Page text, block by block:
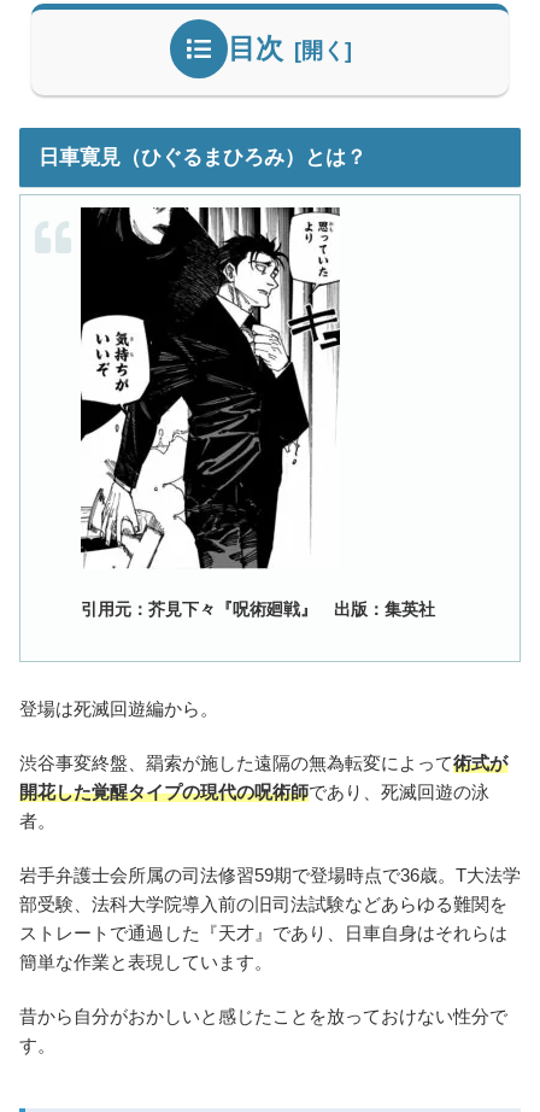
目次
日車寛見（ひぐるまひろみ）とは？
引用元：芥見下々『呪術廻戦』 出版：集英社
登場は死滅回遊編から。
渋谷事変終盤、羂索が施した遠隔の無為転変によって術式が
開花した覚醒タイプの現代の呪術師であり、死滅回遊の泳
者。
岩手弁護士会所属の司法修習59期で登場時点で36歳。T大法学
部受験、法科大学院導入前の旧司法試験などあらゆる難関を
ストレートで通過した『天才』であり、日車自身はそれらは
簡単な作業と表現しています。
昔から自分がおかしいと感じたことを放っておけない性分で
す。